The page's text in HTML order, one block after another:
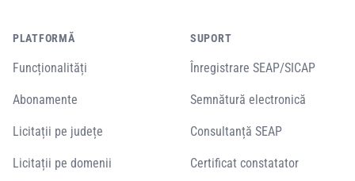
PLATFORMĂ
Funcționalități
Abonamente
Licitații pe județe
Licitații pe domenii
SUPORT
Înregistrare SEAP/SICAP
Semnătură electronică
Consultanță SEAP
Certificat constatator